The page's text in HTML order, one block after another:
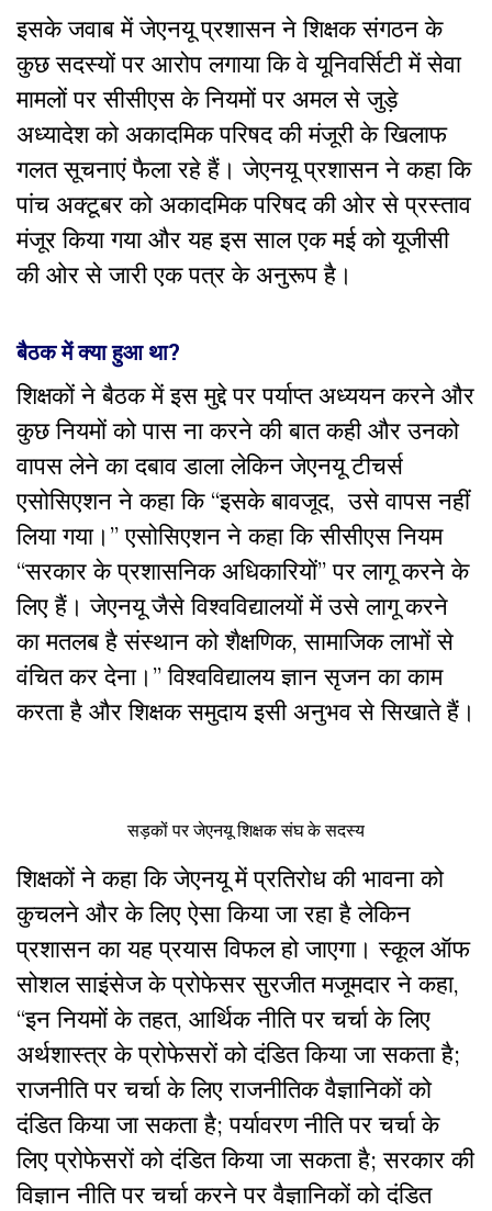
इसके जवाब में जेएनयू प्रशासन ने शिक्षक संगठन के
कुछ सदस्यों पर आरोप लगाया कि वे यूनिवर्सिटी में सेवा
मामलों पर सीसीएस के नियमों पर अमल से जुड़े
अध्यादेश को अकादमिक परिषद की मंजूरी के खिलाफ
गलत सूचनाएं फैला रहे हैं। जेएनयू प्रशासन ने कहा कि
पांच अक्टूबर को अकादमिक परिषद की ओर से प्रस्ताव
मंजूर किया गया और यह इस साल एक मई को यूजीसी
की ओर से जारी एक पत्र के अनुरूप है।
बैठक में क्या हुआ था?
शिक्षकों ने बैठक में इस मुद्दे पर पर्याप्त अध्ययन करने और
कुछ नियमों को पास ना करने की बात कही और उनको
वापस लेने का दबाव डाला लेकिन जेएनयू टीचर्स
एसोसिएशन ने कहा कि “इसके बावजूद, उसे वापस नहीं
लिया गया।” एसोसिएशन ने कहा कि सीसीएस नियम
“सरकार के प्रशासनिक अधिकारियों” पर लागू करने के
लिए हैं। जेएनयू जैसे विश्वविद्यालयों में उसे लागू करने
का मतलब है संस्थान को शैक्षणिक, सामाजिक लाभों से
वंचित कर देना।” विश्वविद्यालय ज्ञान सृजन का काम
करता है और शिक्षक समुदाय इसी अनुभव से सिखाते हैं।
सड़कों पर जेएनयू शिक्षक संघ के सदस्य
शिक्षकों ने कहा कि जेएनयू में प्रतिरोध की भावना को
कुचलने और के लिए ऐसा किया जा रहा है लेकिन
प्रशासन का यह प्रयास विफल हो जाएगा। स्कूल ऑफ
सोशल साइंसेज के प्रोफेसर सुरजीत मजूमदार ने कहा,
“इन नियमों के तहत, आर्थिक नीति पर चर्चा के लिए
अर्थशास्त्र के प्रोफेसरों को दंडित किया जा सकता है;
राजनीति पर चर्चा के लिए राजनीतिक वैज्ञानिकों को
दंडित किया जा सकता है; पर्यावरण नीति पर चर्चा के
लिए प्रोफेसरों को दंडित किया जा सकता है; सरकार की
विज्ञान नीति पर चर्चा करने पर वैज्ञानिकों को दंडित